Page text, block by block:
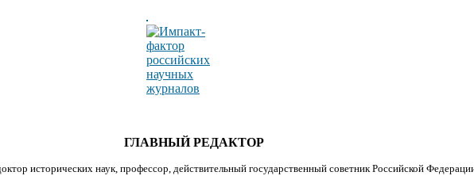
ГЛАВНЫЙ РЕДАКТОР
исторических наук, профессор, действительный государственный советник Российской